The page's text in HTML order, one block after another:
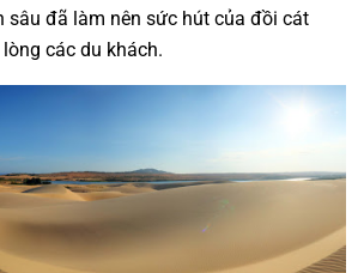
sâu đã làm nên sức hút của đồi cát
các du khách.